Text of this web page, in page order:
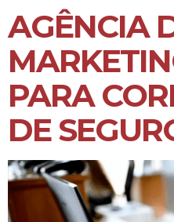
AGÊNCIA
PARA
DE